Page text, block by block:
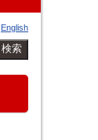
English
検索